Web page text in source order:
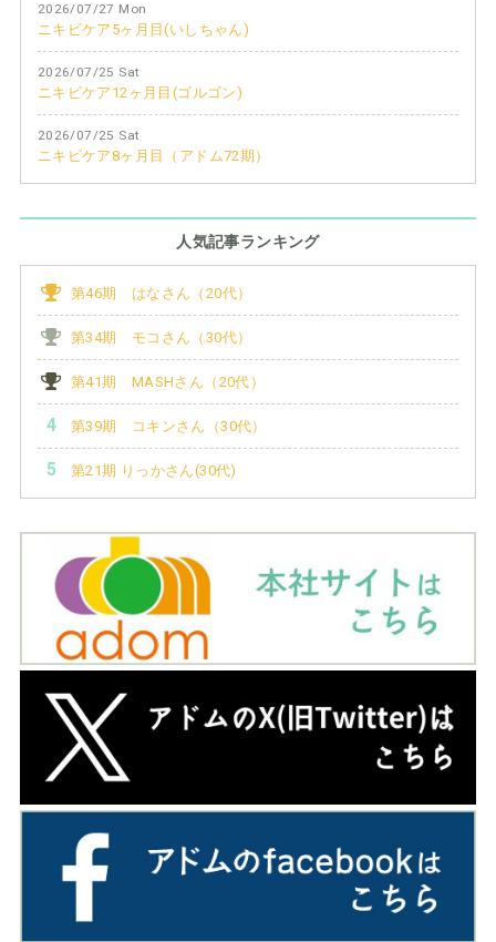
2026/07/27 Mon
ニキビケア5ヶ月目(いしちゃん)
2026/07/25 Sat
ニキビケア12ヶ月目(ゴルゴン)
2026/07/25 Sat
ニキビケア8ヶ月目（アドム72期）
人気記事ランキング
第46期 はなさん（20代）
第34期 モコさん（30代）
第41期 MASHさん（20代）
第39期 コキンさん（30代）
第21期 りっかさん(30代)